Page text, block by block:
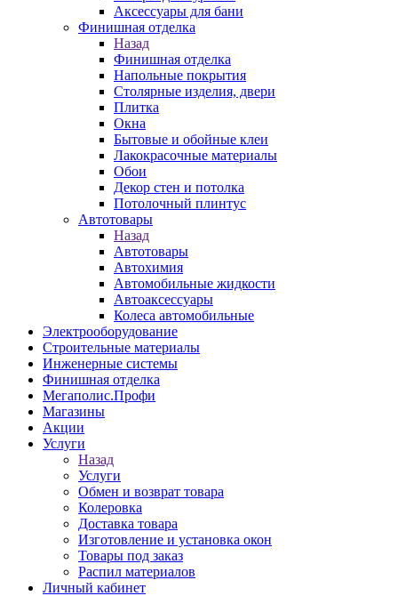
Аксессуары для бани
Финишная отделка
Назад
Финишная отделка
Напольные покрытия
Столярные изделия, двери
Плитка
Окна
Бытовые и обойные клеи
Лакокрасочные материалы
Обои
Декор стен и потолка
Потолочный плинтус
Автотовары
Назад
Автотовары
Автохимия
Автомобильные жидкости
Автоаксессуары
Колеса автомобильные
Электрооборудование
Строительные материалы
Инженерные системы
Финишная отделка
Мегаполис.Профи
Магазины
Акции
Услуги
Назад
Услуги
Обмен и возврат товара
Колеровка
Доставка товара
Изготовление и установка окон
Товары под заказ
Распил материалов
Личный кабинет